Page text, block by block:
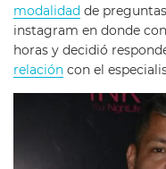
modalidad de
instagram en donde
horas y decidió
relación con el